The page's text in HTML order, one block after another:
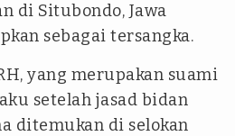
di Situbondo, Jawa
sebagai tersangka.
yang merupakan suami
setelah jasad bidan
ditemukan di selokan